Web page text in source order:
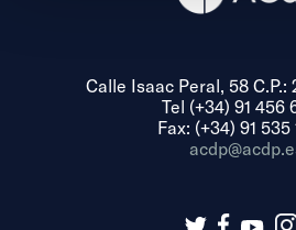
Calle Isaac Peral, 58
Tel (+34) 91 456
Fax: (+34) 91 535